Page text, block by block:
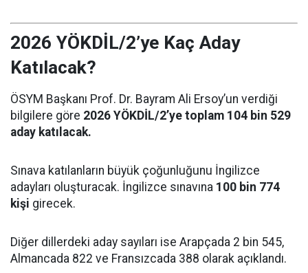
2026 YÖKDİL/2’ye Kaç Aday
Katılacak?
ÖSYM Başkanı Prof. Dr. Bayram Ali Ersoy’un verdiği
bilgilere göre 2026 YÖKDİL/2’ye toplam 104 bin 529
aday katılacak.
Sınava katılanların büyük çoğunluğunu İngilizce
adayları oluşturacak. İngilizce sınavına 100 bin 774
kişi girecek.
Diğer dillerdeki aday sayıları ise Arapçada 2 bin 545,
Almancada 822 ve Fransızcada 388 olarak açıklandı.